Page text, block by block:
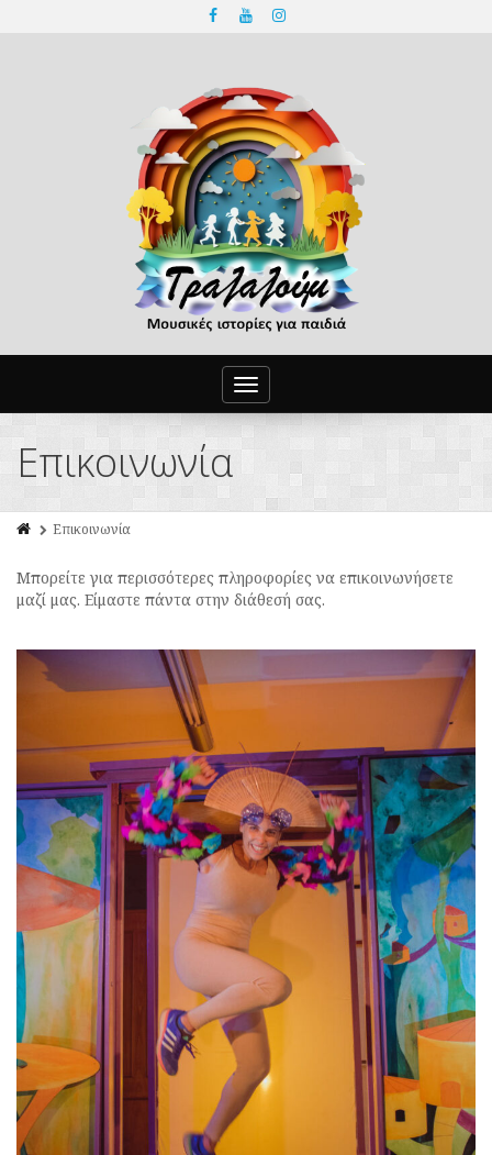
Toggle
navigation
Επικοινωνία
Επικοινωνία
Μπορείτε για περισσότερες πληροφορίες να επικοινωνήσετε
μαζί μας. Είμαστε πάντα στην διάθεσή σας.